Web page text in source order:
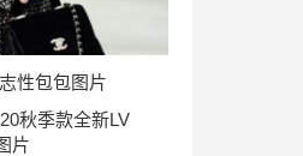
性包包图片
秋季款全新LV
片